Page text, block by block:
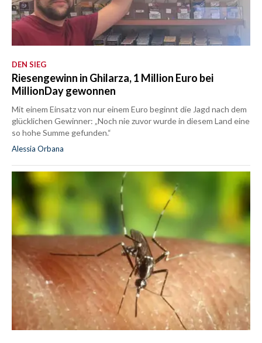
DEN SIEG
Riesengewinn in Ghilarza, 1 Million Euro bei
MillionDay gewonnen
Mit einem Einsatz von nur einem Euro beginnt die Jagd nach dem
glücklichen Gewinner: „Noch nie zuvor wurde in diesem Land eine
so hohe Summe gefunden.“
Alessia Orbana